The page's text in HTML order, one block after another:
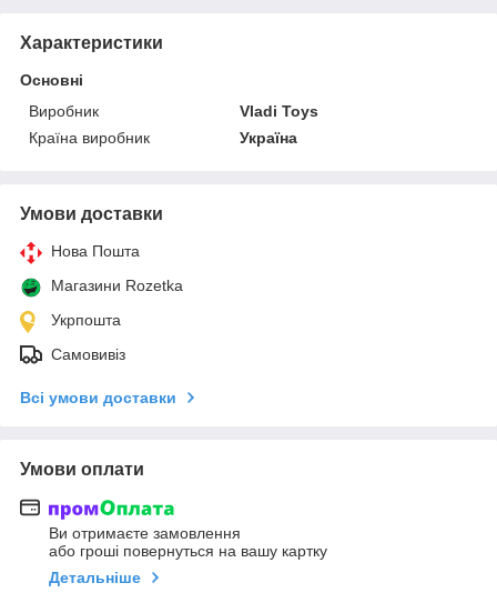
Характеристики
Основні
Виробник
Vladi Toys
Країна виробник
Україна
Умови доставки
Нова Пошта
Магазини Rozetka
Укрпошта
Самовивіз
Всі умови доставки
Умови оплати
Ви отримаєте замовлення
або гроші повернуться на вашу картку
Детальніше